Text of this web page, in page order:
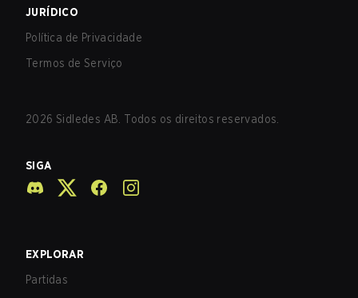
JURÍDICO
Política de Privacidade
Termos de Serviço
2026 Sidledes AB. Todos os direitos reservados.
SIGA
EXPLORAR
Partidas